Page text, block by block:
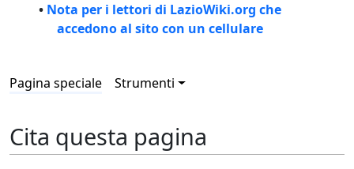
• Nota per i lettori di LazioWiki.org che
accedono al sito con un cellulare
Pagina speciale Strumenti
Cita questa pagina